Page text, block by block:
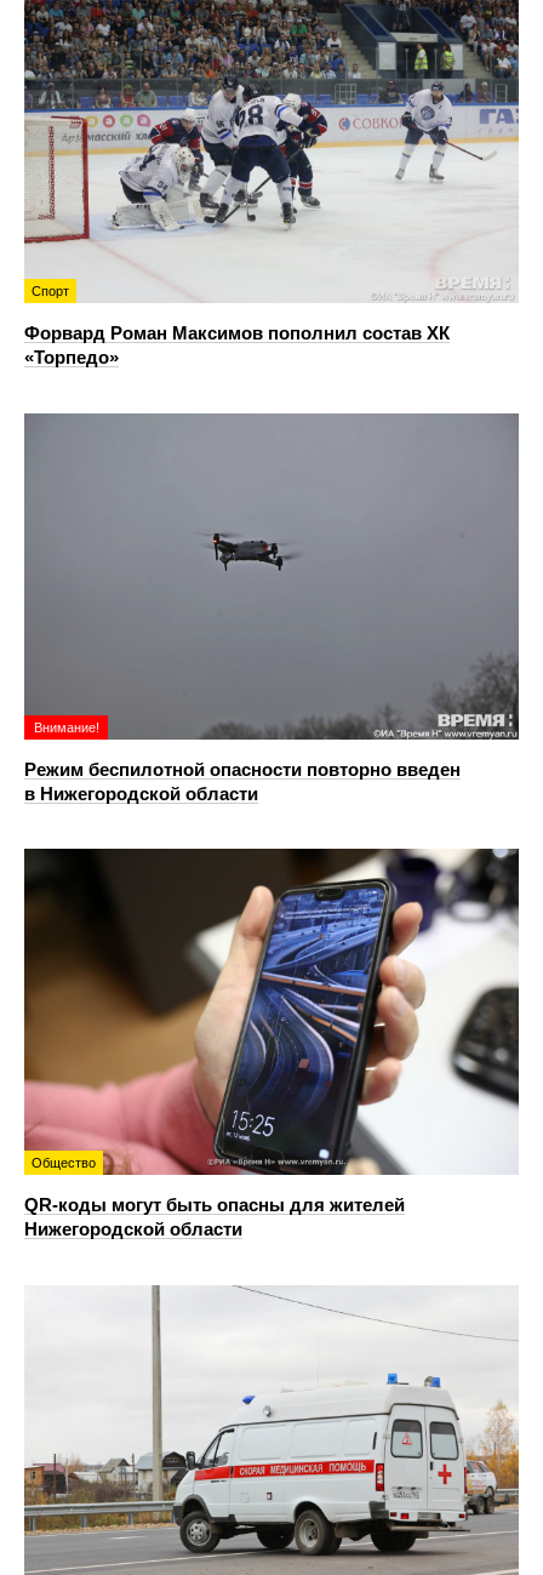
Спорт
Форвард Роман Максимов пополнил состав ХК
«Торпедо»
Внимание!
Режим беспилотной опасности повторно введен
в Нижегородской области
Общество
QR-коды могут быть опасны для жителей
Нижегородской области